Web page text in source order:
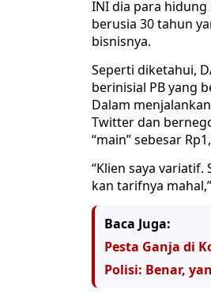
INI dia para
berusia 30 tahun
bisnisnya.
Seperti diketahui,
berinisial PB yang
Dalam
Twitter dan
“main” sebesar
“Klien saya
kan tarifnya
Baca Juga:
Pesta Ganja di
Polisi: Benar,